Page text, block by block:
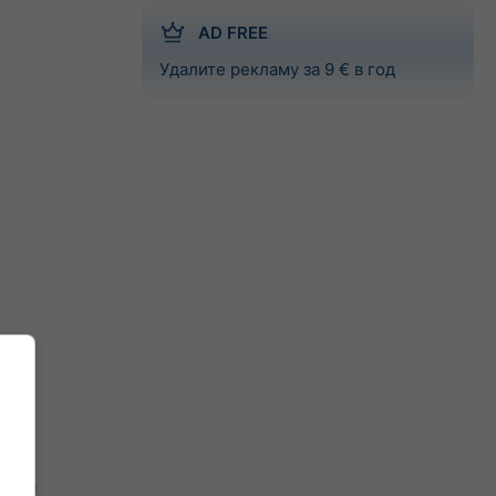
AD FREE
Удалите рекламу за 9 € в год